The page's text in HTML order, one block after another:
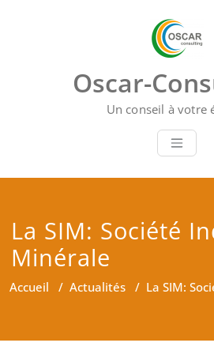
Oscar-
Un conseil à votre
La SIM: Société
Minérale
Accueil / Actualités / La SIM: